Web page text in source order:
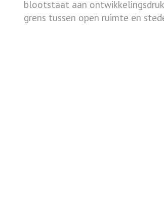
blootstaat aan
grens tussen open ruimte en